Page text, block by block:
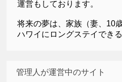
運営もしております。
将来の夢は、家族（妻、10
ハワイにロングステイでき
管理人が運営中のサイト